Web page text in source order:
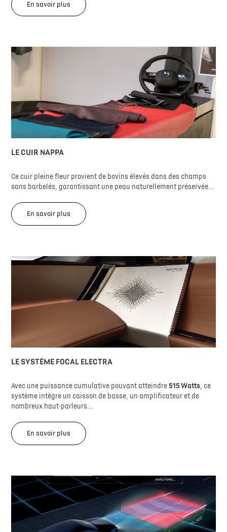
En savoir plus
LE CUIR NAPPA
Ce cuir pleine fleur provient de bovins élevés dans des champs
sans barbelés, garantissant une peau naturellement préservée...
En savoir plus
LE SYSTÈME FOCAL ELECTRA
Avec une puissance cumulative pouvant atteindre515 Watts, ce
système intègre un caisson de basse, un amplificateur et de
nombreux haut-parleurs...
En savoir plus